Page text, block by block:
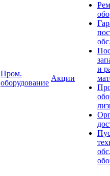
Пром.
оборудование
Акции
и